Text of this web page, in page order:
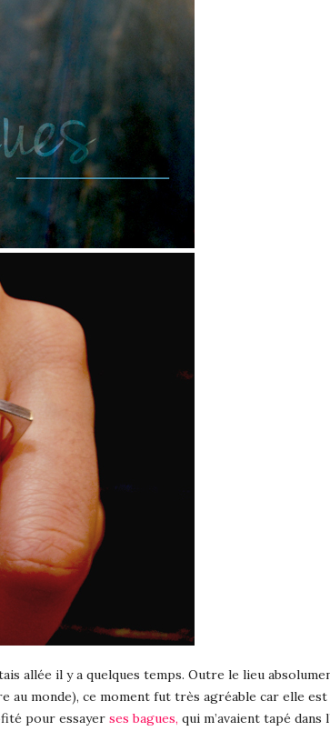
allée il y a quelques temps. Outre le lieu
au monde), ce moment fut très agréable car elle est
pour essayer ses bagues, qui m’avaient tapé dans